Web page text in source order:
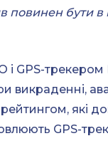
бути в
GPS-
викраденні,
рейтингом,
GPS-